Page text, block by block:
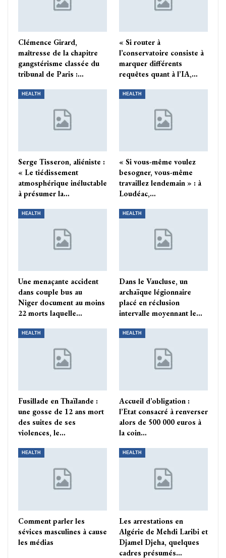
Clémence Girard,
maîtresse de la chapitre
gangstérisme classée du
tribunal de Paris :…
« Si router à
l’conservatoire consiste à
marquer différents
requêtes quant à l’IA,…
HEALTH
Serge Tisseron, aliéniste :
« Le tiédissement
atmosphérique inéluctable
à présumer la…
HEALTH
« Si vous-même voulez
besogner, vous-même
travaillez lendemain » : à
Loudéac,…
HEALTH
Une menaçante accident
dans couple bus au
Niger document au moins
22 morts laquelle…
HEALTH
Dans le Vaucluse, un
archaïque légionnaire
placé en réclusion
intervalle moyennant le…
HEALTH
Fusillade en Thaïlande :
une gosse de 12 ans mort
des suites de ses
violences, le…
HEALTH
Accueil d’obligation :
l’Etat consacré à renverser
alors de 500 000 euros à
la coin…
HEALTH
Comment parler les
sévices masculines à cause
les médias
HEALTH
Les arrestations en
Algérie de Mehdi Laribi et
Djamel Djeha, quelques
cadres présumés…